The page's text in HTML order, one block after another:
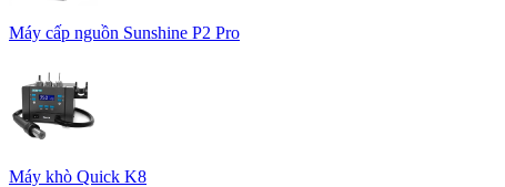
Máy cấp nguồn Sunshine P2 Pro
Máy khò Quick K8